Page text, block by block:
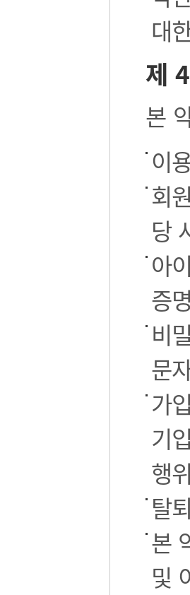
대
제
본
이
회
당
아
증
비
문
가
기
행
탈
본
및